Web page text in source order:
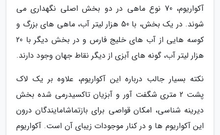
آکواریوم، 70 نوع ماهی در دو بخش اصلی نگهداری می
شوند. در یک بخش، با 50 هزار لیتر آب، ماهی های بزرگ و
کوسه هایی از آب های خلیج فارس و در بخش دیگر با 20
هزار لیتر آب، گونه های آبزی از دیگر نقاط جهان وجود دارند.
نکته بسیار جالب درباره این آکواریوم، علاوه بر یک لاک
پشت 2 متری شگفت آور و آبزیان تاکسیدرمی شده بخش
دیرینه شناسی، امکان قواصی برای بازتماشامایندگان درون
این آکواریوم ها و در کنار موجودات زیبای آن است. آکواریوم